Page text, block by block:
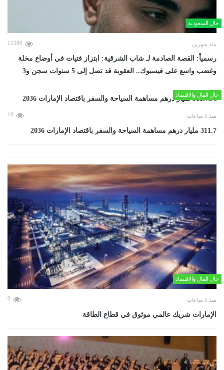
حال السعودية
منذ شهرين 13380
رسمياً: القصة الصادمة لـ شاب الشرقية: ابتزاز فتيات في أوضاع مخلة
وغضب واسع على فيسبوك.. العقوبة قد تصل إلى 5 سنوات سجن و3
حال المال والاقتصاد
منذ 5 ساعات 10
311.7 مليار درهم مساهمة السياحة والسفر باقتصاد الإمارات 2036
حال المال والاقتصاد
منذ 5 ساعات 0
الإمارات شريك عالمي موثوق في قطاع الطاقة